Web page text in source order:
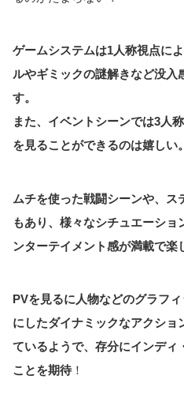
ゲームシステムは1人称視点に
ルやギミックの謎解きなど没入
す。
また、イベントシーンでは3人
を見ることができるのは嬉しい。
ムチを使った戦闘シーンや、ス
もあり、様々なシチュエーシ
ンターテイメント感が満載で楽
PVを見るに人物などのグラフ
にしたダイナミックなアクショ
ているようで、存分にインディ
ことを期待！